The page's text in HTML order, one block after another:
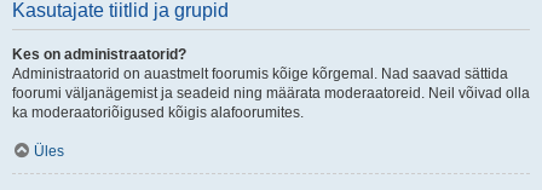
Kasutajate tiitlid ja grupid
Kes on administraatorid?
Administraatorid on auastmelt foorumis kõige kõrgemal. Nad saavad sättida
foorumi väljanägemist ja seadeid ning määrata moderaatoreid. Neil võivad olla
ka moderaatoriõigused kõigis alafoorumites.
Üles